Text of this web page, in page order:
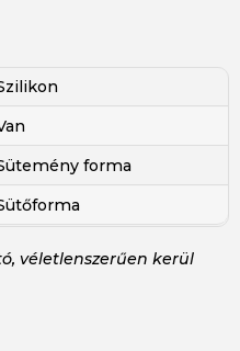
forma
véletlenszerűen kerül